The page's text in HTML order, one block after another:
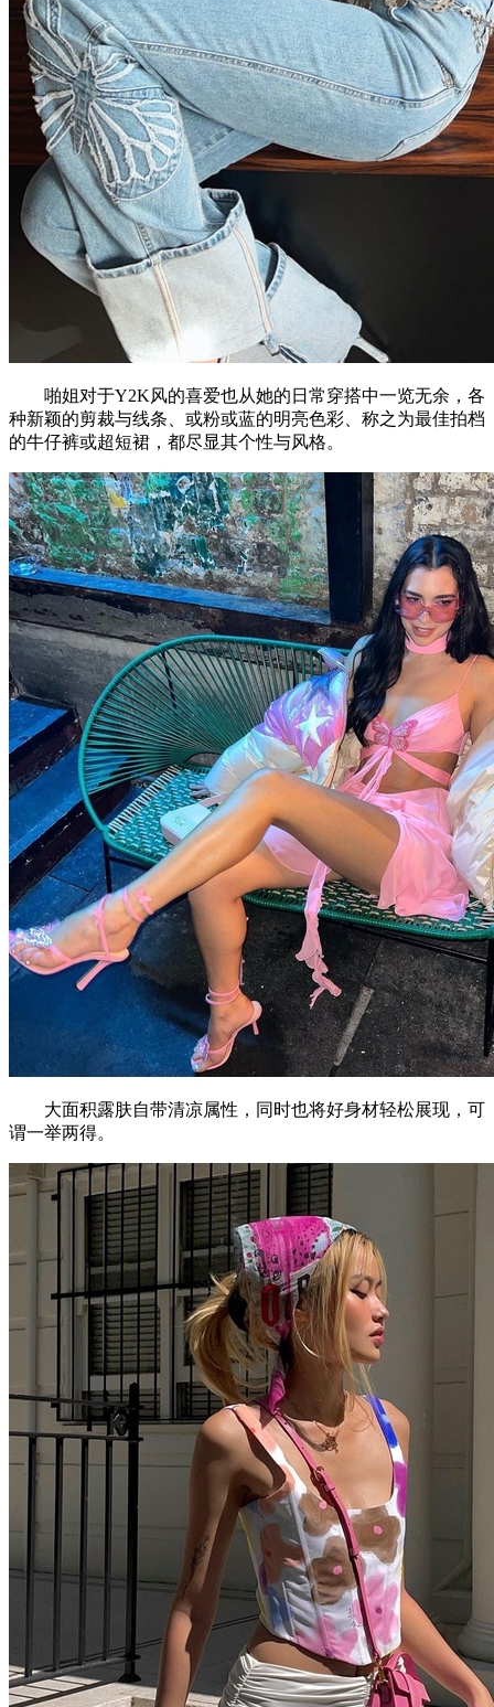
啪姐对于Y2K风的喜爱也从她的日常穿搭中一览无余，各
种新颖的剪裁与线条、或粉或蓝的明亮色彩、称之为最佳拍档
的牛仔裤或超短裙，都尽显其个性与风格。
大面积露肤自带清凉属性，同时也将好身材轻松展现，可
谓一举两得。